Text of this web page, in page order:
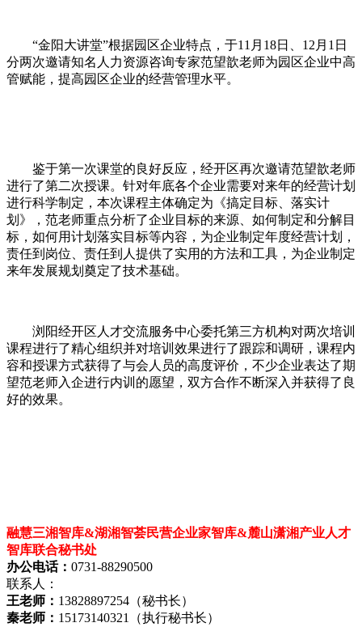
“金阳大讲堂”根据园区企业特点，于11月18日、12月1日
分两次邀请知名人力资源咨询专家范望歆老师为园区企业中高
管赋能，提高园区企业的经营管理水平。
鉴于第一次课堂的良好反应，经开区再次邀请范望歆老师
进行了第二次授课。针对年底各个企业需要对来年的经营计划
进行科学制定，本次课程主体确定为《搞定目标、落实计
划》，范老师重点分析了企业目标的来源、如何制定和分解目
标，如何用计划落实目标等内容，为企业制定年度经营计划，
责任到岗位、责任到人提供了实用的方法和工具，为企业制定
来年发展规划奠定了技术基础。
浏阳经开区人才交流服务中心委托第三方机构对两次培训
课程进行了精心组织并对培训效果进行了跟踪和调研，课程内
容和授课方式获得了与会人员的高度评价，不少企业表达了期
望范老师入企进行内训的愿望，双方合作不断深入并获得了良
好的效果。
融慧三湘智库&湖湘智荟民营企业家智库&麓山潇湘产业人才
智库联合秘书处
办公电话： 0731-88290500
联系人：
王老师： 13828897254（秘书长）
秦老师： 15173140321（执行秘书长）